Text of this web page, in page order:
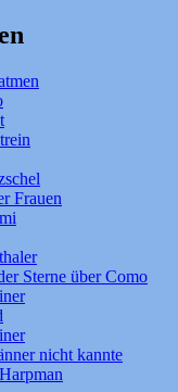
Frauen
Sterne über Como
nicht kannte